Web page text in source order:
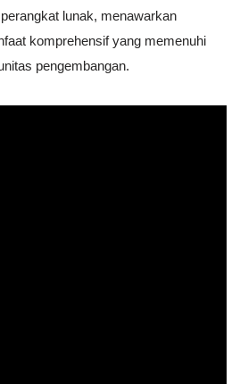
lunak, menawarkan
komprehensif yang memenuhi
pengembangan.